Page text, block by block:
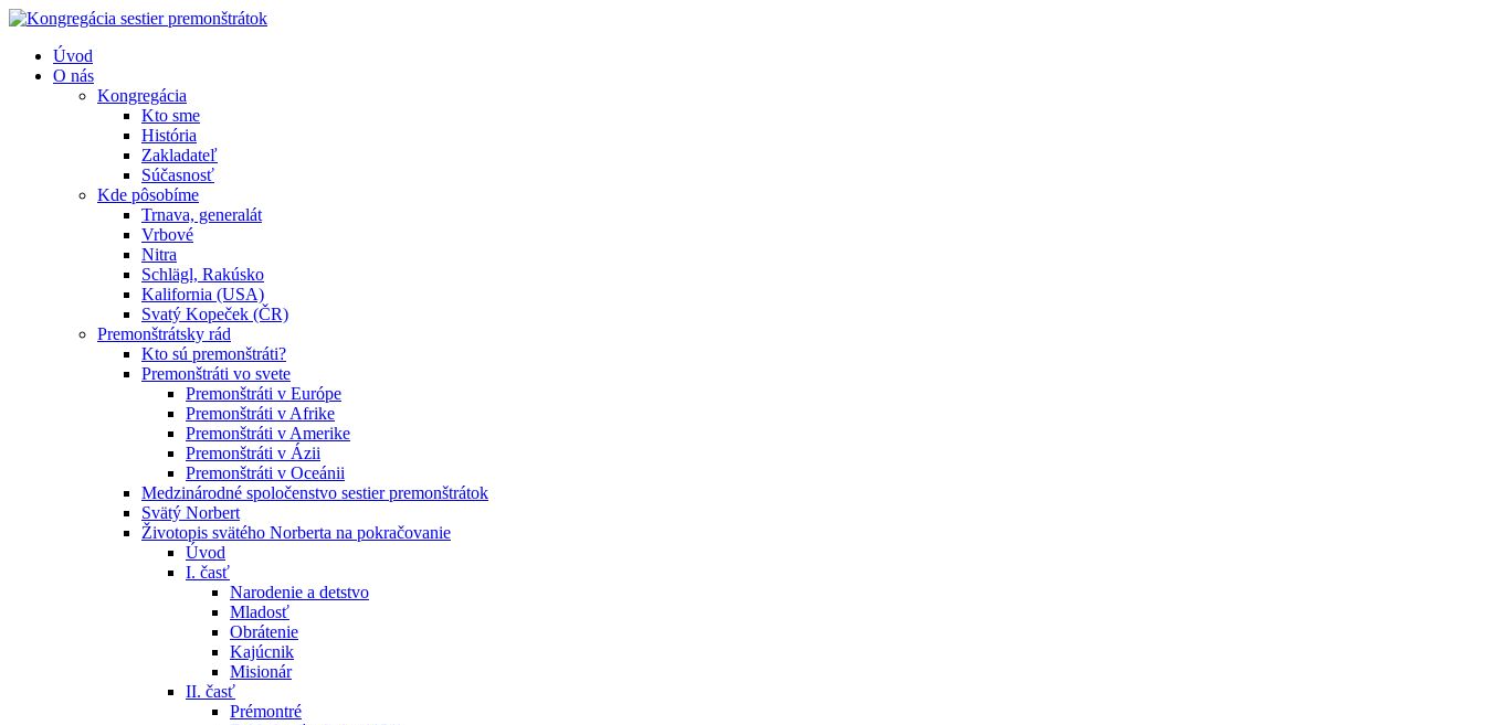
Úvod
O nás
Kongregácia
Kto sme
História
Zakladateľ
Súčasnosť
Kde pôsobíme
Trnava, generalát
Vrbové
Nitra
Schlägl, Rakúsko
Kalifornia (USA)
Svatý Kopeček (ČR)
Premonštrátsky rád
Kto sú premonštráti?
Premonštráti vo svete
Premonštráti v Európe
Premonštráti v Afrike
Premonštráti v Amerike
Premonštráti v Ázii
Premonštráti v Oceánii
Medzinárodné spoločenstvo sestier premonštrátok
Svätý Norbert
Životopis svätého Norberta na pokračovanie
Úvod
I. časť
Narodenie a detstvo
Mladosť
Obrátenie
Kajúcnik
Misionár
II. časť
Prémontré